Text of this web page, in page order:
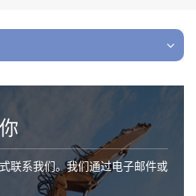
联系我们。我们通过电子邮件或